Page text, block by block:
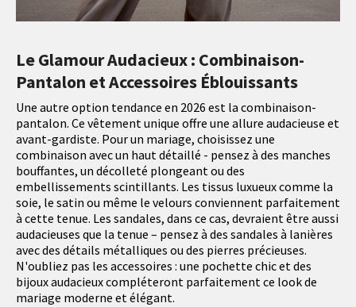
Le Glamour Audacieux : Combinaison-
Pantalon et Accessoires Éblouissants
Une autre option tendance en 2026 est la combinaison-
pantalon. Ce vêtement unique offre une allure audacieuse et
avant-gardiste. Pour un mariage, choisissez une
combinaison avec un haut détaillé - pensez à des manches
bouffantes, un décolleté plongeant ou des
embellissements scintillants. Les tissus luxueux comme la
soie, le satin ou même le velours conviennent parfaitement
à cette tenue. Les sandales, dans ce cas, devraient être aussi
audacieuses que la tenue – pensez à des sandales à lanières
avec des détails métalliques ou des pierres précieuses.
N'oubliez pas les accessoires : une pochette chic et des
bijoux audacieux compléteront parfaitement ce look de
mariage moderne et élégant.